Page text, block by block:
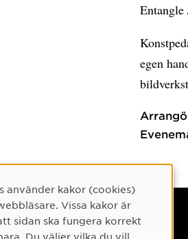
egen
Umeå universitet
använder kakor (cookies)
Vissa kakor är
sidan ska fungera korrekt
Du väljer vilka du vill